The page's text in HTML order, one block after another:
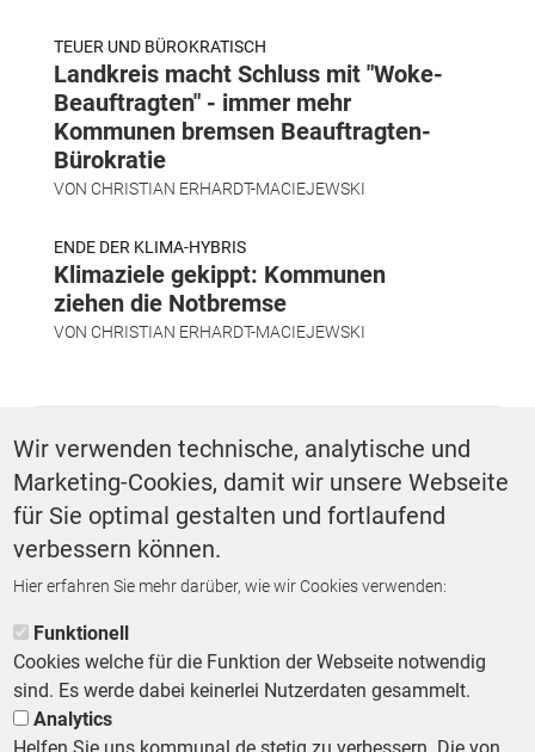
TEUER UND BÜROKRATISCH
Landkreis macht Schluss mit "Woke-
Beauftragten" - immer mehr
Kommunen bremsen Beauftragten-
Bürokratie
VON CHRISTIAN ERHARDT-MACIEJEWSKI
ENDE DER KLIMA-HYBRIS
Klimaziele gekippt: Kommunen
ziehen die Notbremse
VON CHRISTIAN ERHARDT-MACIEJEWSKI
Digitalisierung
ZURÜCK ZUR STARTSEITE
Wir verwenden technische, analytische und
Marketing-Cookies, damit wir unsere Webseite
für Sie optimal gestalten und fortlaufend
verbessern können.
Hier erfahren Sie mehr darüber, wie wir Cookies verwenden:
Funktionell
Cookies welche für die Funktion der Webseite notwendig
sind. Es werde dabei keinerlei Nutzerdaten gesammelt.
Analytics